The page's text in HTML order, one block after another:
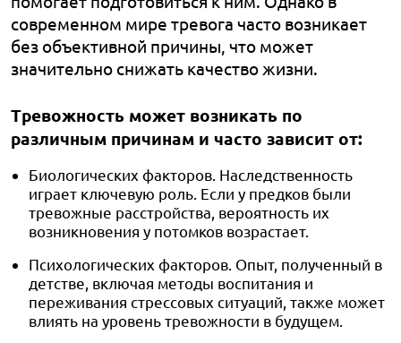
современном мире тревога часто возникает
без объективной причины, что может
значительно снижать качество жизни.
Тревожность может возникать по
различным причинам и часто зависит от:
Биологических факторов. Наследственность
играет ключевую роль. Если у предков были
тревожные расстройства, вероятность их
возникновения у потомков возрастает.
Психологических факторов. Опыт, полученный в
детстве, включая методы воспитания и
переживания стрессовых ситуаций, также может
влиять на уровень тревожности в будущем.